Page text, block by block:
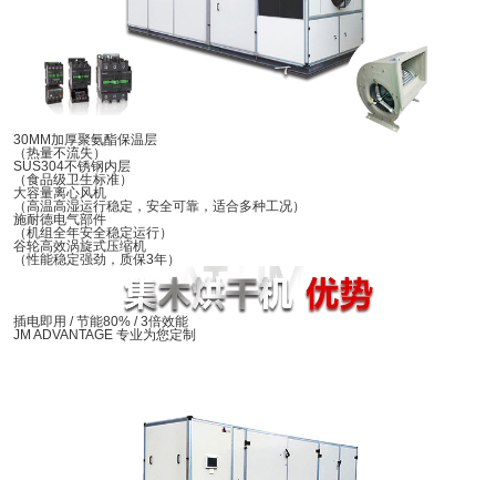
30MM加厚聚氨酯保温层
（热量不流失）
SUS304不锈钢内层
（食品级卫生标准）
大容量离心风机
（高温高湿运行稳定，安全可靠，适合多种工况）
施耐德电气部件
（机组全年安全稳定运行）
谷轮高效涡旋式压缩机
（性能稳定强劲，质保3年）
插电即用 / 节能80% / 3倍效能
JM ADVANTAGE 专业为您定制